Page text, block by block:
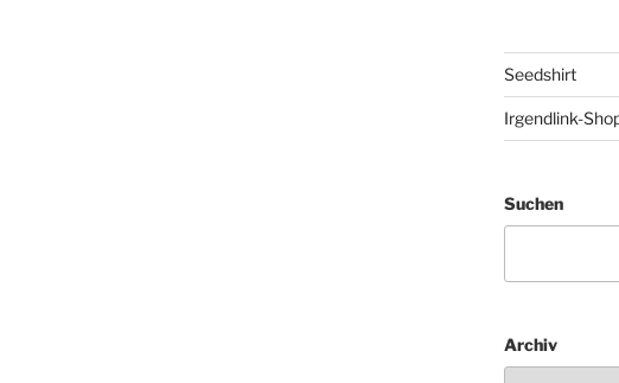
Seedshirt
Irgendlink-
Suchen
Archiv